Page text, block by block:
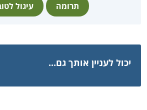
תרומה עיגול
יכול לעניין אותך גם...